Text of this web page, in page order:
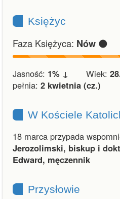
Księżyc
Faza Księżyca: Nów 🌑
Jasność: 1% ↓ Wiek:
pełnia: 2 kwietnia (cz.)
W Kościele
18 marca przypada
Jerozolimski, biskup i
Edward, męczennik
Przysłowie